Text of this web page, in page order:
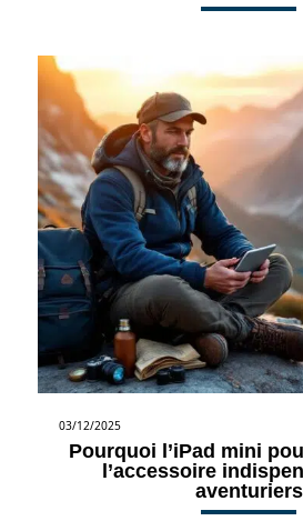
03/12/2025
Pourquoi l’iPad mini
l’accessoire
aventuriers